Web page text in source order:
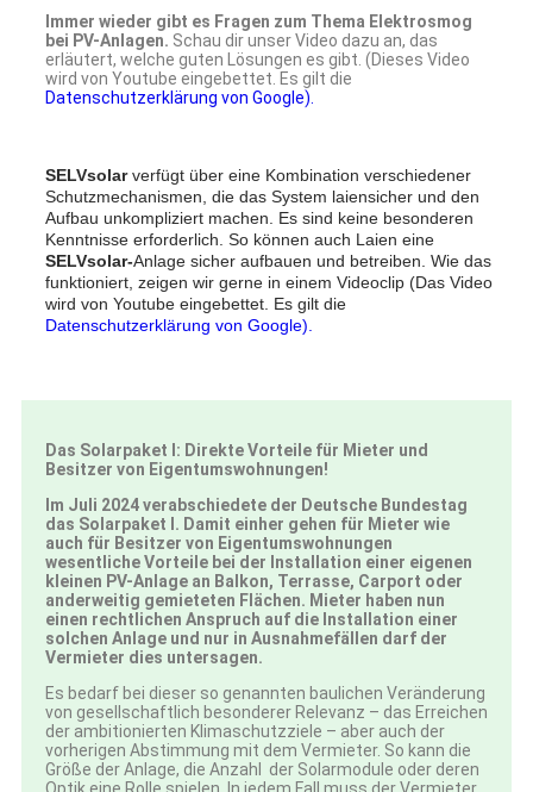
Immer wieder gibt es Fragen zum Thema Elektrosmog
bei PV-Anlagen. Schau dir unser Video dazu an, das
erläutert, welche guten Lösungen es gibt. (Dieses Video
wird von Youtube eingebettet. Es gilt die
Datenschutzerklärung von Google).
SELVsolarverfügt über eine Kombination verschiedener
Schutzmechanismen, die das System laiensicher und den
Aufbau unkompliziert machen. Es sind keine besonderen
Kenntnisse erforderlich. So können auch Laien eine
SELVsolar-Anlage sicher aufbauen und betreiben. Wie das
funktioniert, zeigen wir gerne in einem Videoclip (Das Video
wird von Youtube eingebettet. Es gilt die
Datenschutzerklärung von Google).
Das Solarpaket I: Direkte Vorteile für Mieter und
Besitzer von Eigentumswohnungen!
Im Juli 2024 verabschiedete der Deutsche Bundestag
das Solarpaket I. Damit einher gehen für Mieter wie
auch für Besitzer von Eigentumswohnungen
wesentliche Vorteile bei der Installation einer eigenen
kleinen PV-Anlage an Balkon, Terrasse, Carport oder
anderweitig gemieteten Flächen. Mieter haben nun
einen rechtlichen Anspruch auf die Installation einer
solchen Anlage und nur in Ausnahmefällen darf der
Vermieter dies untersagen.
Es bedarf bei dieser so genannten baulichen Veränderung
von gesellschaftlich besonderer Relevanz – das Erreichen
der ambitionierten Klimaschutzziele – aber auch der
vorherigen Abstimmung mit dem Vermieter. So kann die
Größe der Anlage, die Anzahl der Solarmodule oder deren